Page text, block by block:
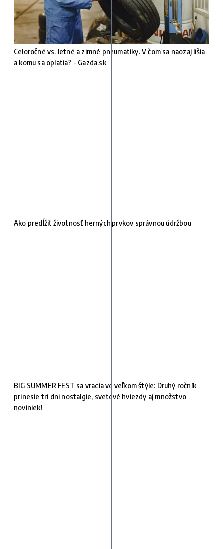
Celoročné vs. letné a zimné pneumatiky. V čom sa naozaj líšia
a komu sa oplatia? - Gazda.sk
Ako predĺžiť životnosť herných prvkov správnou údržbou
BIG SUMMER FEST sa vracia vo veľkom štýle: Druhý ročník
prinesie tri dni nostalgie, svetové hviezdy aj množstvo
noviniek!